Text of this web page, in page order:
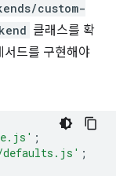
custom-
클래스를 확
서드를 구현해야
;
;